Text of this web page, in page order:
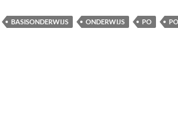
BASISONDERWIJS ONDERWIJS PO